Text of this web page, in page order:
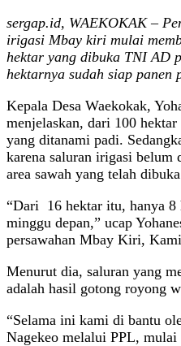
sergap.id, WAEKOKAK –
irigasi Mbay kiri mulai
hektar yang dibuka TNI AD
hektarnya sudah siap panen
Kepala Desa Waekokak,
menjelaskan, dari 100
yang ditanami padi.
karena saluran irigasi belum
area sawah yang telah
“Dari 16 hektar itu, hanya 8
minggu depan,” ucap
persawahan Mbay Kiri,
Menurut dia, saluran yang
adalah hasil gotong royong
“Selama ini kami di bantu
Nagekeo melalui PPL, mulai